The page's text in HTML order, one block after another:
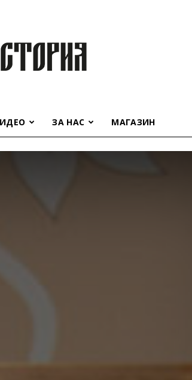
ЗА НАС МАГАЗИН